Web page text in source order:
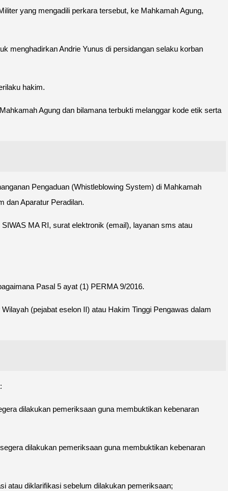
yang mengadili perkara tersebut, ke Mahkamah Agung,
menghadirkan Andrie Yunus di persidangan selaku korban
hakim.
Agung dan bilamana terbukti melanggar kode etik serta
Pengaduan (Whistleblowing System) di Mahkamah
dan Aparatur Peradilan.
MA RI, surat elektronik (email), layanan sms atau
Pasal 5 ayat (1) PERMA 9/2016.
(pejabat eselon II) atau Hakim Tinggi Pengawas dalam
dilakukan pemeriksaan guna membuktikan kebenaran
dilakukan pemeriksaan guna membuktikan kebenaran
atau diklarifikasi sebelum dilakukan pemeriksaan;